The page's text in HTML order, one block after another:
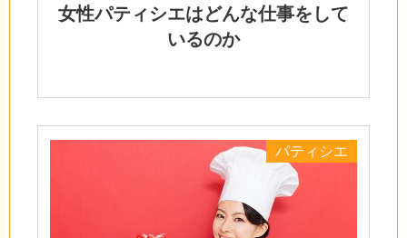
女性パティシエはどんな仕事をして
いるのか
パティシエ